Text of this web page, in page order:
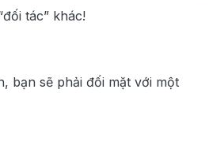
tác” khác!
bạn sẽ phải đối mặt với một